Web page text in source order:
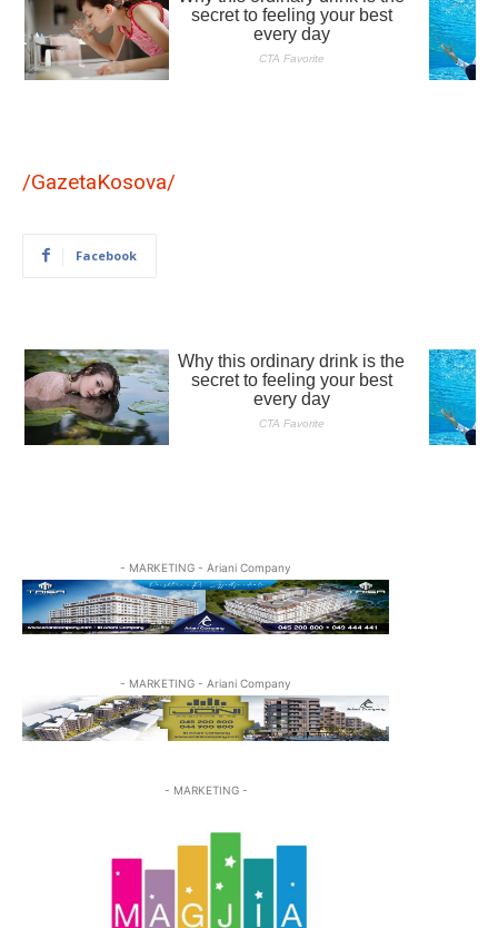
/GazetaKosova/
Facebook
- MARKETING - Ariani Company
- MARKETING - Ariani Company
- MARKETING -